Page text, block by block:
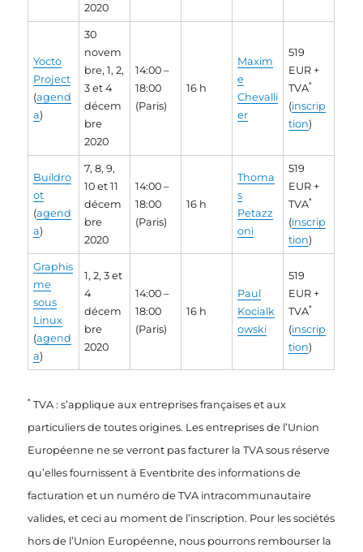
2020
Yocto
Project
(agend
a)
30
novem
bre, 1, 2,
3 et 4
décem
bre
2020
14:00 –
18:00
(Paris)
16 h
Maxim
e
Chevalli
er
519
EUR +
TVA*
(inscrip
tion)
Buildro
ot
(agend
a)
7, 8, 9,
10 et 11
décem
bre
2020
14:00 –
18:00
(Paris)
16 h
Thoma
s
Petazz
oni
519
EUR +
TVA*
(inscrip
tion)
Graphis
me
sous
Linux
(agend
a)
1, 2, 3 et
4
décem
bre
2020
14:00 –
18:00
(Paris)
16 h
Paul
Kocialk
owski
519
EUR +
TVA*
(inscrip
tion)
* TVA : s’applique aux entreprises françaises et aux
particuliers de toutes origines. Les entreprises de l’Union
Européenne ne se verront pas facturer la TVA sous réserve
qu’elles fournissent à Eventbrite des informations de
facturation et un numéro de TVA intracommunautaire
valides, et ceci au moment de l’inscription. Pour les sociétés
hors de l’Union Européenne, nous pourrons rembourser la